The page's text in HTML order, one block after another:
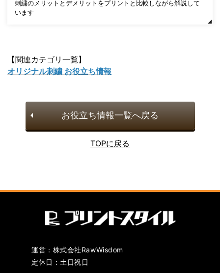
刺繍のメリットとデメリットをプリントと比較しながら解説して
います
【関連カテゴリ一覧】
オリジナル刺繍 お役立ち情報
お役立ち情報一覧へ戻る
TOPに戻る
運営：株式会社RawWisdom
定休日：土日祝日